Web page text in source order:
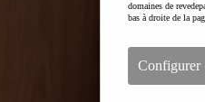
domaines de
bas à droite de la
Configurer